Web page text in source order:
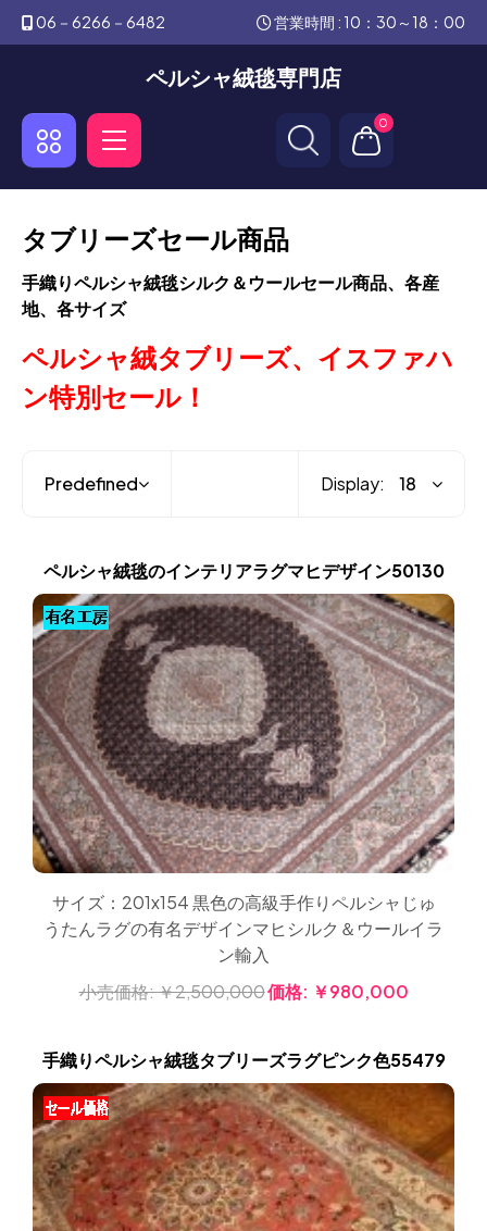
06－6266－6482 営業時間 : 10：30～18：00
ペルシャ絨毯専門店
0
タブリーズセール商品
手織りペルシャ絨毯シルク＆ウールセール商品、各産
地、各サイズ
ペルシャ絨タブリーズ、イスファハ
ン特別セール！
Display:
ペルシャ絨毯のインテリアラグマヒデザイン50130
サイズ：201x154 黒色の高級手作りペルシャじゅ
うたんラグの有名デザインマヒシルク＆ウールイラ
ン輸入
小売価格:￥2,500,000価格: ￥980,000
手織りペルシャ絨毯タブリーズラグピンク色55479